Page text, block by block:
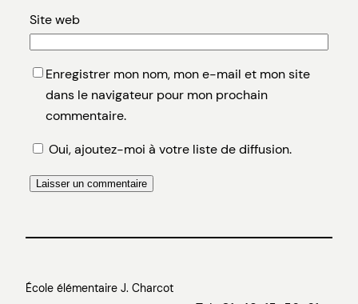
Site web
Enregistrer mon nom, mon e-mail et mon site
dans le navigateur pour mon prochain
commentaire.
Oui, ajoutez-moi à votre liste de diffusion.
École élémentaire J. Charcot